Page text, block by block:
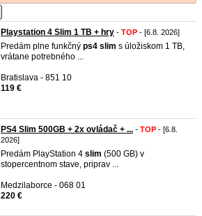
Playstation 4 Slim 1 TB + hry - TOP - [6.8. 2026]
Predám plne funkčný ps4 slim s úložiskom 1 TB,
vrátane potrebného ...
Bratislava - 851 10
119 €
PS4 Slim 500GB + 2x ovládač + ... - TOP - [6.8.
2026]
Predám PlayStation 4 slim (500 GB) v
stopercentnom stave, priprav ...
Medzilaborce - 068 01
220 €